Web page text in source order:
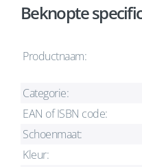
Beknopte
Productnaam:
Categorie:
EAN of ISBN code:
Schoenmaat:
Kleur: